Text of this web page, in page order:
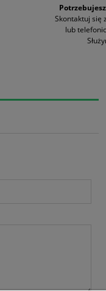
Skontaktuj się
lub